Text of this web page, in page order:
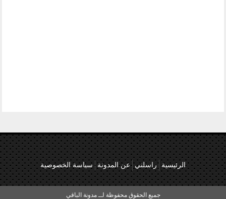
الرئيسية راسلني عن المدونة سياسة الخصوصية
جميع الحقوق محفوظة لــ مدونة الباقي